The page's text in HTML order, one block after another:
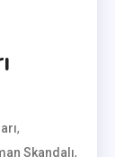
,
Skandalı,